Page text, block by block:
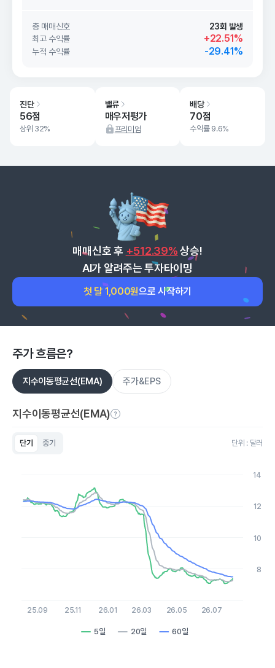
최근 매수 신호 ***.**
총 매매신호
23회 발생
최고 수익률
+22.51%
누적 수익률 -29.41%
진단
56점
상위 32%
밸류
매우저평가
프리미엄
배당
70점
수익률 9.6%
매매신호 후 +512.39% 상승!
AI가 알려주는 투자타이밍
첫 달 1,000원으로 시작하기
주가 흐름은?
지수이동평균선(EMA) 주가&EPS
지수이동평균선(EMA)
단기 중기 단위 : 달러
View as data table, Chart
The chart has 1 X axis displaying Time. Data ranges from
The chart has 1 Y axis displaying values. Data ranges from
5일 20일 60일
25.09 25.11 26.01 26.03 26.05 26.07
8
10
12
14